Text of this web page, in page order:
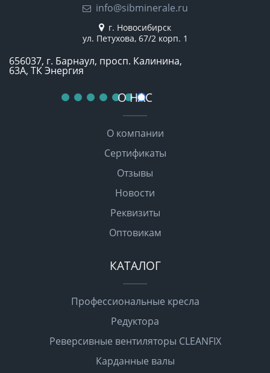
info@sibminerale.ru
г. Новосибирск
ул. Петухова, 67/2 корп. 1
656037, г. Барнаул, просп. Калинина,
63А, ТК Энергия
О НАС
О компании
Сертификаты
Отзывы
Новости
Реквизиты
Оптовикам
КАТАЛОГ
Профессиональные кресла
Редуктора
Реверсивные вентиляторы CLEANFIX
Карданные валы